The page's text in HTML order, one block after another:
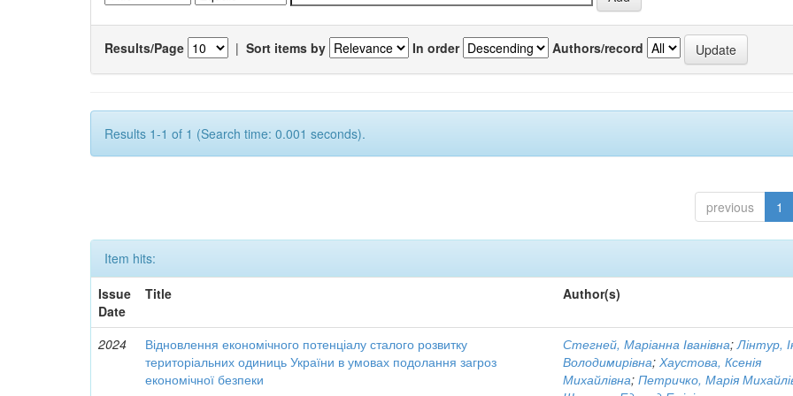
Results/Page | Sort items by In order Authors/record
Results 1-1 of 1 (Search time: 0.001 seconds).
previous 1
Item hits:
Issue
Date
Title Author(s)
2024
Відновлення економічного потенціалу сталого розвитку
територіальних одиниць України в умовах подолання загроз
економічної безпеки
Стегней, Маріанна Іванівна;Лінтур,
Володимирівна;Хаустова, Ксенія
Михайлівна;Петричко, Марія